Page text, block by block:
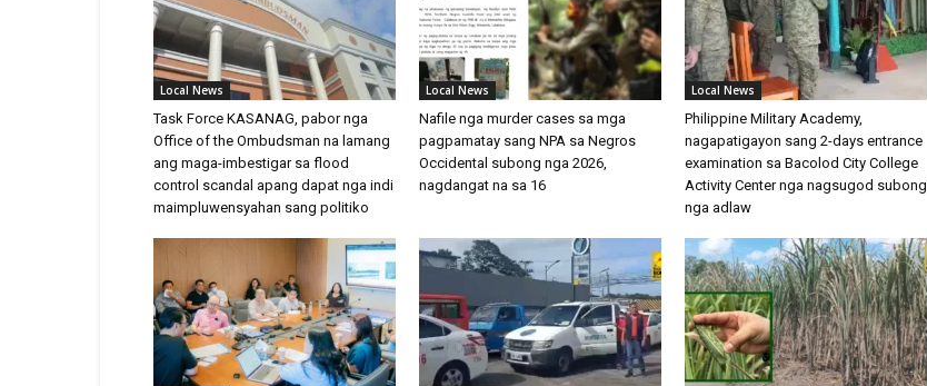
Local News
Task Force KASANAG, pabor nga
Office of the Ombudsman na lamang
ang maga-imbestigar sa flood
control scandal apang dapat nga indi
maimpluwensyahan sang politiko
Local News
Nafile nga murder cases sa mga
pagpamatay sang NPA sa Negros
Occidental subong nga 2026,
nagdangat na sa 16
Local News
Philippine Military Academy,
nagapatigayon sang 2-days entrance
examination sa Bacolod City College
Activity Center nga nagsugod subong
nga adlaw